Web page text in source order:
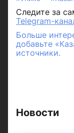
Следите за
Telegram-
Больше
добавьте
источники.
Новости